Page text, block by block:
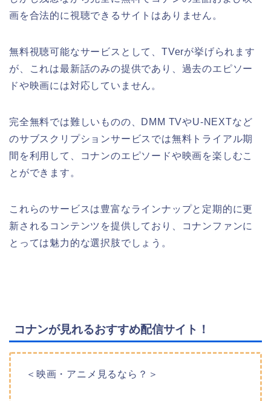
画を合法的に視聴できるサイトはありません。
無料視聴可能なサービスとして、TVerが挙げられます
が、これは最新話のみの提供であり、過去のエピソー
ドや映画には対応していません。
完全無料では難しいものの、DMM TVやU-NEXTなど
のサブスクリプションサービスでは無料トライアル期
間を利用して、コナンのエピソードや映画を楽しむこ
とができます。
これらのサービスは豊富なラインナップと定期的に更
新されるコンテンツを提供しており、コナンファンに
とっては魅力的な選択肢でしょう。
コナンが見れるおすすめ配信サイト！
＜映画・アニメ見るなら？＞